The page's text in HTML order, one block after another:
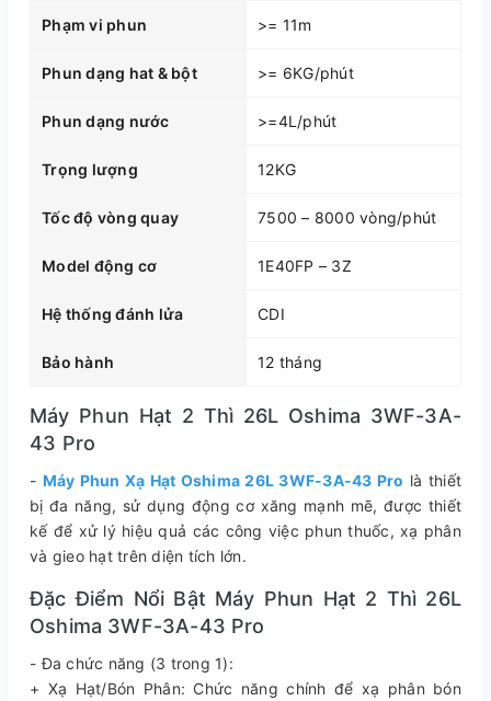
Phạm vi phun >= 11m
Phun dạng hat & bột >= 6KG/phút
Phun dạng nước >=4L/phút
Trọng lượng 12KG
Tốc độ vòng quay 7500 – 8000 vòng/phút
Model động cơ 1E40FP – 3Z
Hệ thống đánh lửa CDI
Bảo hành 12 tháng
Máy Phun Hạt 2 Thì 26L Oshima 3WF-3A-
43 Pro
- Máy Phun Xạ Hạt Oshima 26L 3WF-3A-43 Pro là thiết
bị đa năng, sử dụng động cơ xăng mạnh mẽ, được thiết
kế để xử lý hiệu quả các công việc phun thuốc, xạ phân
và gieo hạt trên diện tích lớn.
Đặc Điểm Nổi Bật Máy Phun Hạt 2 Thì 26L
Oshima 3WF-3A-43 Pro
- Đa chức năng (3 trong 1):
+ Xạ Hạt/Bón Phân: Chức năng chính để xạ phân bón